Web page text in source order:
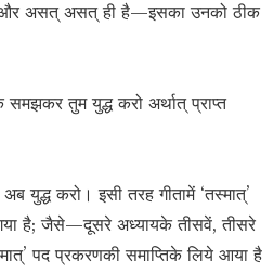
और असत् असत् ही है—इसका उनको ठीक
तुम युद्ध करो अर्थात् प्राप्त
युद्ध करो। इसी तरह गीतामें ‘तस्मात्’
गया है; जैसे—दूसरे अध्यायके तीसवें, तीसरे
पद प्रकरणकी समाप्तिके लिये आया है